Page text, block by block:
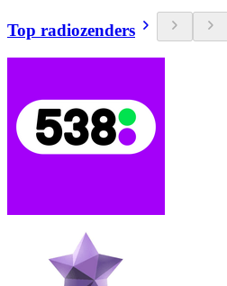
Top radiozenders